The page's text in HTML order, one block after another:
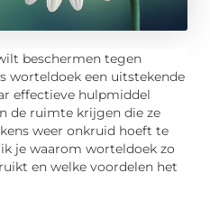
beschermen tegen
worteldoek een uitstekende
effectieve hulpmiddel
de ruimte krijgen die ze
weer onkruid hoeft te
je waarom worteldoek zo
en welke voordelen het